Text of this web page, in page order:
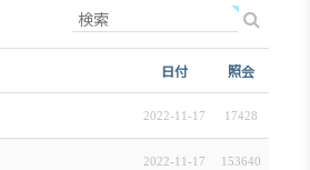
レター
日付 照会
2022-11-17 17428
2022-11-17 153640